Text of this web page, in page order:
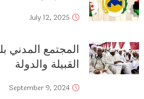
July 12, 2025
المجتمع المدني
القبيلة والدولة
September 9, 2024